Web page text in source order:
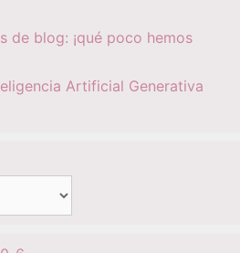
de blog: ¡qué poco hemos
Artificial Generativa